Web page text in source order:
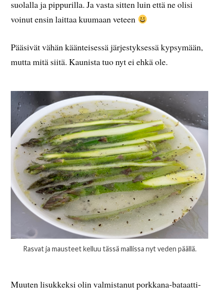
suolalla ja pippurilla. Ja vasta sitten luin että ne olisi
voinut ensin laittaa kuumaan veteen
Pääsivät vähän käänteisessä järjestyksessä kypsymään,
mutta mitä siitä. Kaunista tuo nyt ei ehkä ole.
Rasvat ja mausteet kelluu tässä mallissa nyt veden päällä.
Muuten lisukkeksi olin valmistanut porkkana-bataatti-